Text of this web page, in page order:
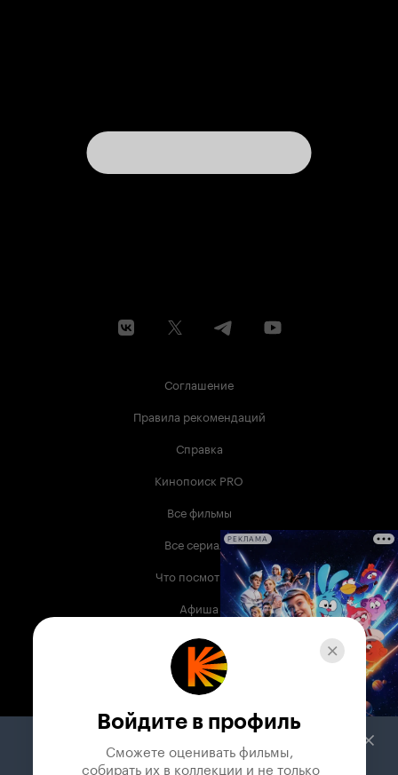
Соглашение
Правила рекомендаций
Справка
Кинопоиск PRO
Все фильмы
Все сериалы
Что посмотреть
Афиша
Музыка
Телепрограмма
Служба поддержки
РЕКЛАМА
Войдите в профиль
Сможете оценивать фильмы,
собирать их в коллекции и не только